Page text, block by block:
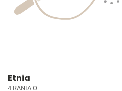
Etnia
4 RANIA O